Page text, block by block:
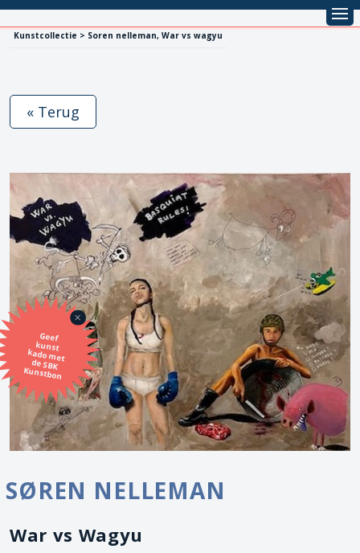
Kunstcollectie > Soren nelleman, War vs wagyu
Geef
kunst
kado met
de SBK
Kunstbon
« Terug
SØREN NELLEMAN
War vs Wagyu